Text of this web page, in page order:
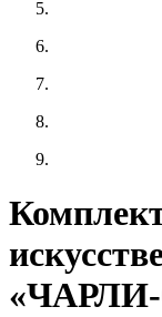
«ЧАРЛИ-